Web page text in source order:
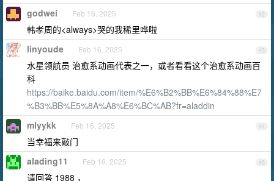
42
godwei Feb 16, 2025
韩孝周的<always>哭的我稀里哗啦
43
linyoude Feb 16, 2025
水星领航员 治愈系动画代表之一，或者看看这个治愈系动画百
科
https://baike.baidu.com/item/%E6%B2%BB%E6%84%88%E7
%B3%BB%E5%8A%A8%E6%BC%AB?fr=aladdin
44
mlyykk Feb 16, 2025
当幸福来敲门
45
alading11 Feb 16, 2025
请回答 1988 ，